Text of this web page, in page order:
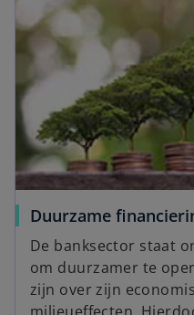
Duurzame
De banksector staat
om duurzamer te
zijn over zijn